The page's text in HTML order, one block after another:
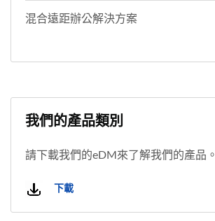
混合遠距辦公解決方案
我們的產品類別
請下載我們的eDM來了解我們的產品。
下載